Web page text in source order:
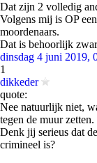
Dat zijn 2 volledig
Volgens mij is OP
moordenaars.
Dat is behoorlijk
dinsdag 4 juni 2019,
1
dikkeder
quote:
Nee natuurlijk niet,
tegen de muur zetten.
Denk jij serieus dat
crimineel is?